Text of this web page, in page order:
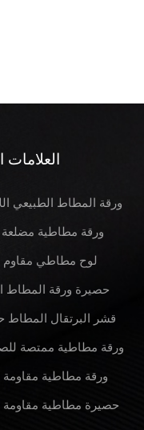
العلامات
ورقة المطاط الطبيعي
ورقة مطاطية مضلعة
لوح مطاطي مقاوم
حصيرة ورقة المطاط
قشر البرتقال المطاط
ورقة مطاطية ممتصة
ورقة مطاطية مقاومة
حصيرة مطاطية مقاومة